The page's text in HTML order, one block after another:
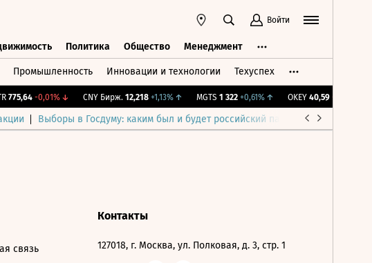
Войти
Политика Общество Менеджмент
Промышленность Инновации и технологии Техуспех
775,64 -0,01%↓ CNY Бирж. 12,218 +1,13%↑ MGTS 1 322 +0,61%↑ OKEY 40,59 -0,29%
Выборы в Госдуму: каким был и будет российский парламент
связь
Контакты
127018, г. Москва, ул. Полковая, д. 3, стр. 1